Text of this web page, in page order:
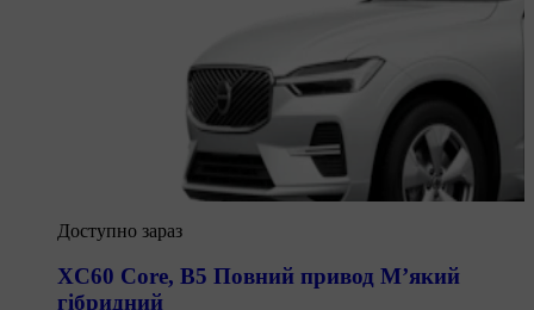
Доступно зараз
XC60 Core, B5 Повний привод М’який
гібридний